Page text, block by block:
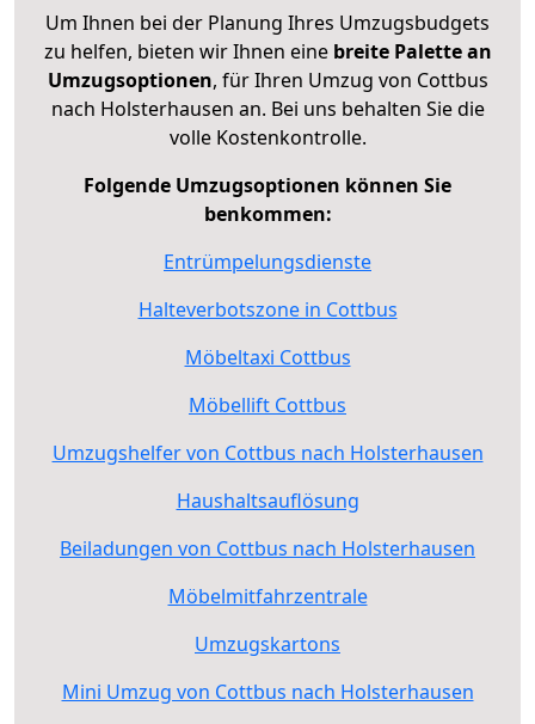
Um Ihnen bei der Planung Ihres Umzugsbudgets
zu helfen, bieten wir Ihnen eine breite Palette an
Umzugsoptionen, für Ihren Umzug von Cottbus
nach Holsterhausen an. Bei uns behalten Sie die
volle Kostenkontrolle.
Folgende Umzugsoptionen können Sie
benkommen:
Entrümpelungsdienste
Halteverbotszone in Cottbus
Möbeltaxi Cottbus
Möbellift Cottbus
Umzugshelfer von Cottbus nach Holsterhausen
Haushaltsauflösung
Beiladungen von Cottbus nach Holsterhausen
Möbelmitfahrzentrale
Umzugskartons
Mini Umzug von Cottbus nach Holsterhausen